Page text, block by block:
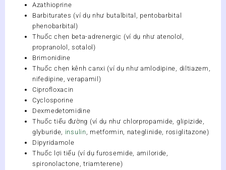
Azathioprine
Barbiturates (ví dụ như butalbital, pentobarbital
phenobarbital)
Thuốc chẹn beta-adrenergic (ví dụ như atenolol,
propranolol, sotalol)
Brimonidine
Thuốc chẹn kênh canxi (ví dụ như amlodipine, diltiazem,
nifedipine, verapamil)
Ciprofloxacin
Cyclosporine
Dexmedetomidine
Thuốc tiểu đường (ví dụ như chlorpropamide, glipizide,
glyburide, insulin , metformin, nateglinide, rosiglitazone)
Dipyridamole
Thuốc lợi tiểu (ví dụ furosemide, amiloride,
spironolactone, triamterene)